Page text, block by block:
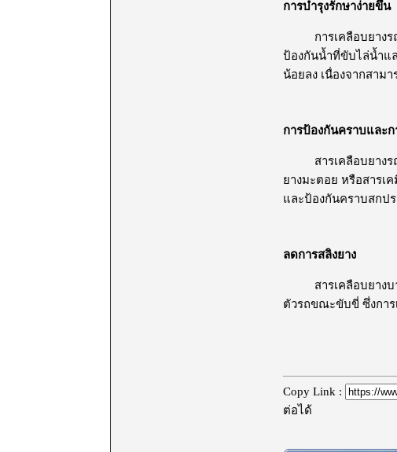
การบำรุงรักษาง่ายขึ้น
การเคลือบยางรถย
ป้องกันน้ำที่ขับไล่น้ำแ
น้อยลง เนื่องจากสาม
การป้องกันคราบและก
สารเคลือบยางรถย
ยางมะตอย หรือสารเ
และป้องกันคราบสกป
ลดการสลิงยาง
สารเคลือบยางบาง
ตัวรถขณะขับขี่ ซึ่งการ
Copy Link :
ต่อได้